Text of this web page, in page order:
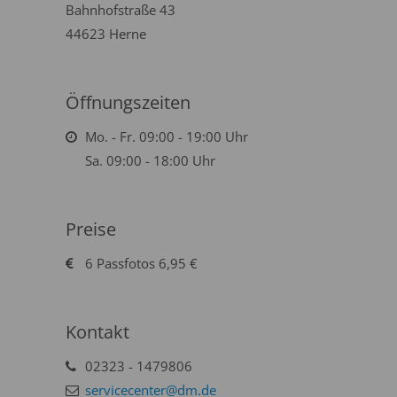
Bahnhofstraße 43
44623 Herne
Öffnungszeiten
Mo. - Fr. 09:00 - 19:00 Uhr
Sa. 09:00 - 18:00 Uhr
Preise
6 Passfotos 6,95 €
Kontakt
02323 - 1479806
servicecenter@dm.de